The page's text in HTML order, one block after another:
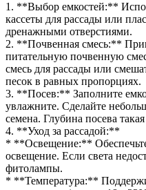
1. **Выбор емкостей:**
кассеты для рассады или
дренажными отверстиями.
2. **Почвенная смесь:**
питательную почвенную
смесь для рассады или
песок в равных пропорциях.
3. **Посев:** Заполните
увлажните. Сделайте
семена. Глубина посева
4. **Уход за рассадой:**
* **Освещение:** Обеспечьте
освещение. Если света
фитолампы.
* **Температура:**